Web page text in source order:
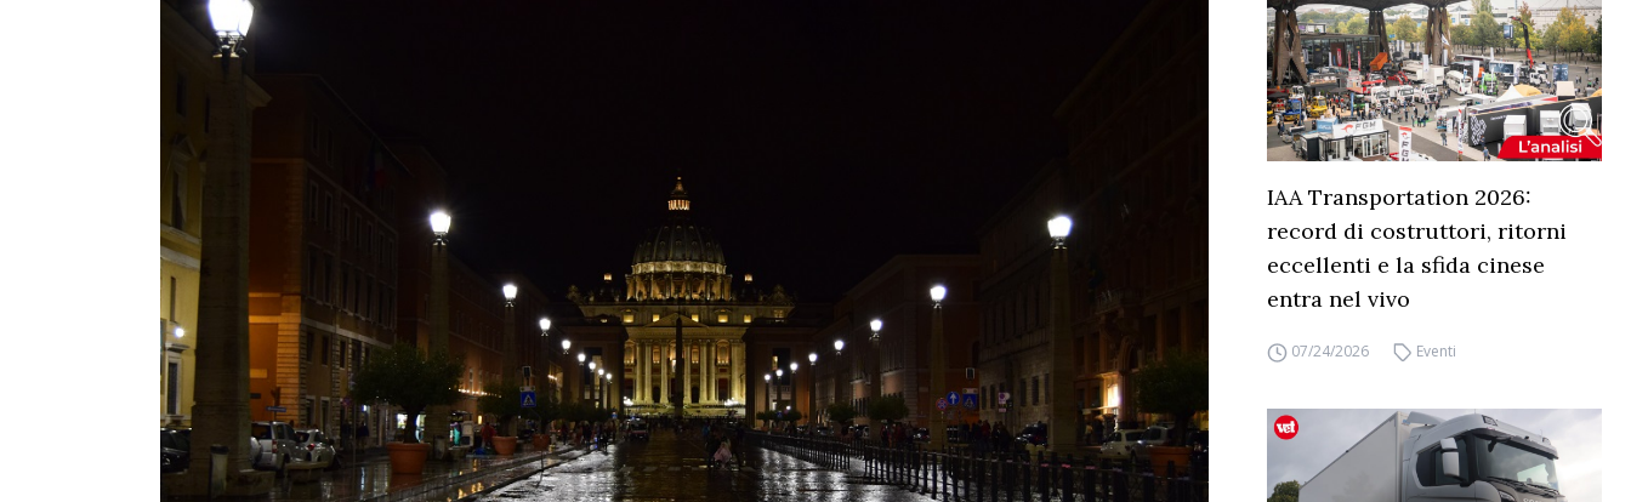
IAA Transportation 2026:
record di costruttori, ritorni
eccellenti e la sfida cinese
entra nel vivo
07/24/2026 Eventi